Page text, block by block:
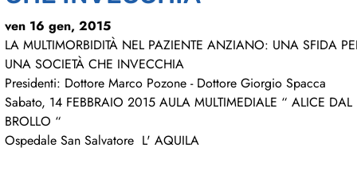
ven 16 gen, 2015
LA MULTIMORBIDITÀ NEL PAZIENTE ANZIANO: UNA SFIDA
UNA SOCIETÀ CHE INVECCHIA
Presidenti: Dottore Marco Pozone - Dottore Giorgio Spacca
Sabato, 14 FEBBRAIO 2015 AULA MULTIMEDIALE “ ALICE DAL
BROLLO “
Ospedale San Salvatore L' AQUILA